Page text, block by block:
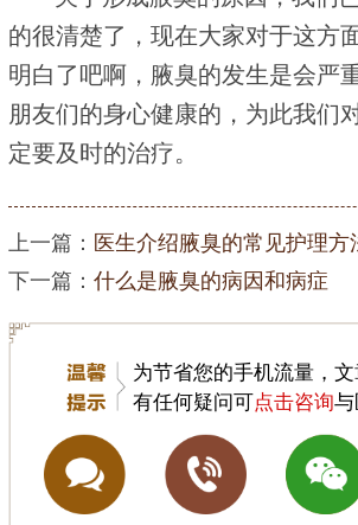
的很清楚了，现在大家对于这方
明白了吧啊，腋臭的发生是会严
朋友们的身心健康的，为此我们
定要及时的治疗。
上一篇： 医生介绍腋臭的常见护理方
下一篇： 什么是腋臭的病因和病症
为节省您的手机流量，文
有任何疑问可点击咨询与